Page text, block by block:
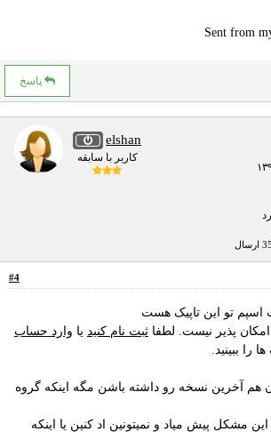
Sent from
پاسخ
elshan
کاربر با سابقه
#4
اسپم تو این تاپیک هست
پذیر نیست. لطفا ثبت نام کنید یا وارد حساب
ها را ببینید.
هم آخرین نسخه رو داشته باشن مگه اینکه گروه
مشکل پیش میاد و نمیتونین اد کنین یا اینکه